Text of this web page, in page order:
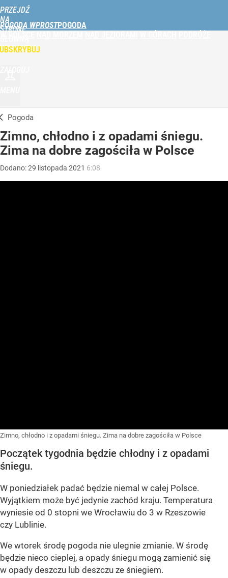
PRZEJDŹ
NA
STRONĘ
WPROST.PL
POGODA WPROST
Pogoda
Zimno, chłodno i z opadami śniegu.
Zima na dobre zagościła w Polsce
Dodano:29 listopada 2021 6:08
Zimno, chłodno i z opadami śniegu. Zima na dobre zagościła w Polsce
Początek tygodnia będzie chłodny i z opadami
śniegu.
W poniedziałek padać będzie niemal w całej Polsce.
Wyjątkiem może być jedynie zachód kraju. Temperatura
wyniesie od 0 stopni we Wrocławiu do 3 w Rzeszowie
czy Lublinie.
We wtorek środę pogoda nie ulegnie zmianie. W środę
będzie nieco cieplej, a opady śniegu mogą zamienić się
w opady deszczu lub deszczu ze śniegiem.